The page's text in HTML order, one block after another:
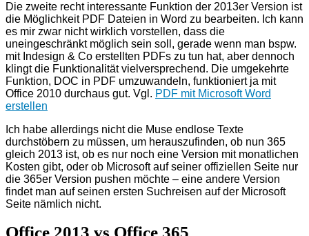
Die zweite recht interessante Funktion der 2013er Version ist
die Möglichkeit PDF Dateien in Word zu bearbeiten. Ich kann
es mir zwar nicht wirklich vorstellen, dass die
uneingeschränkt möglich sein soll, gerade wenn man bspw.
mit Indesign & Co erstellten PDFs zu tun hat, aber dennoch
klingt die Funktionalität vielversprechend. Die umgekehrte
Funktion, DOC in PDF umzuwandeln, funktioniert ja mit
Office 2010 durchaus gut. Vgl. PDF mit Microsoft Word
erstellen
Ich habe allerdings nicht die Muse endlose Texte
durchstöbern zu müssen, um herauszufinden, ob nun 365
gleich 2013 ist, ob es nur noch eine Version mit monatlichen
Kosten gibt, oder ob Microsoft auf seiner offiziellen Seite nur
die 365er Version pushen möchte – eine andere Version
findet man auf seinen ersten Suchreisen auf der Microsoft
Seite nämlich nicht.
Office 2013 vs Office 365